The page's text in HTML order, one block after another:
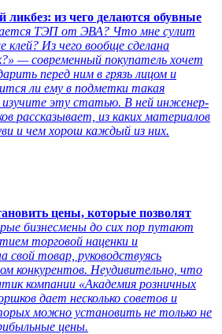
ликбез: из чего делаются обувные
ТЭП от ЭВА? Что мне сулит
Из чего вообще сделана
— современный покупатель хочет
перед ним в грязь лицом и
ли ему в подметки такая
изучите эту статью. В ней инженер-
рассказывает, из каких материалов
и чем хорош каждый из них.
цены, которые позволят
бизнесмены до сих пор путают
торговой наценки и
свой товар, руководствуясь
конкурентов. Неудивительно, что
компании «Академия розничных
дает несколько советов и
можно установить не только не
цены.